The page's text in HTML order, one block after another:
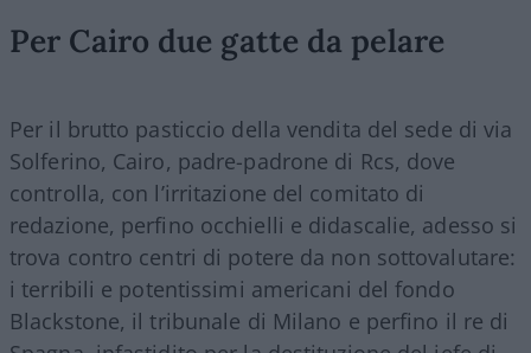
Per Cairo due gatte da pelare
Per il brutto pasticcio della vendita del sede di via
Solferino, Cairo, padre-padrone di Rcs, dove
controlla, con l’irritazione del comitato di
redazione, perfino occhielli e didascalie, adesso si
trova contro centri di potere da non sottovalutare:
i terribili e potentissimi americani del fondo
Blackstone, il tribunale di Milano e perfino il re di